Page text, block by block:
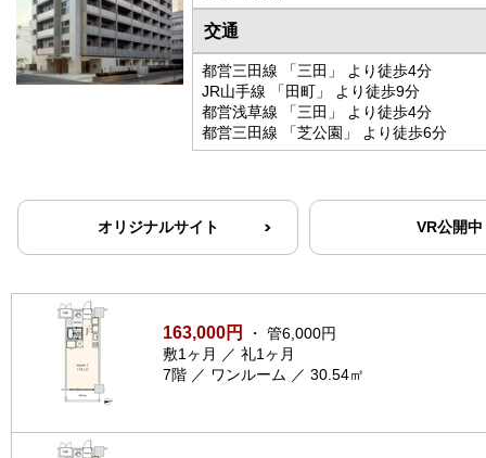
交通
都営三田線 「三田」 より徒歩4分
JR山手線 「田町」 より徒歩9分
都営浅草線 「三田」 より徒歩4分
都営三田線 「芝公園」 より徒歩6分
オリジナルサイト VR公開中
163,000円
・ 管6,000円
敷1ヶ月 ／ 礼1ヶ月
7階 ／ ワンルーム ／ 30.54㎡